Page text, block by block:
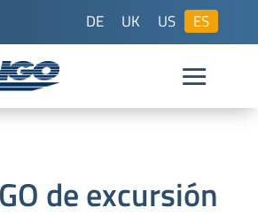
DE UK US ES
de excursión